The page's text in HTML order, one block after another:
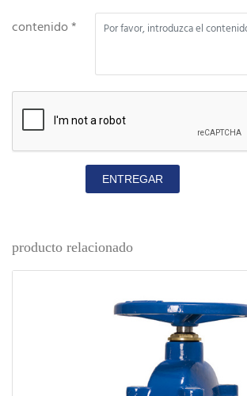
contenido *
ENTREGAR
producto relacionado